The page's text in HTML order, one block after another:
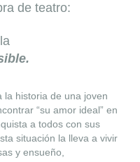
de teatro:
la historia de una joven
“su amor ideal” en
a todos con sus
situación la lleva a vivir
y ensueño,